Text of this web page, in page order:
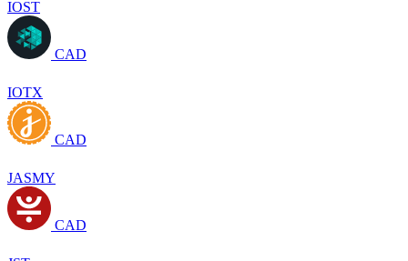
IOST
CAD
IOTX
CAD
JASMY
CAD